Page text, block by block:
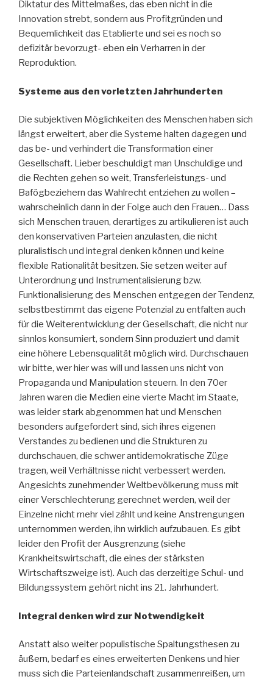
Diktatur des Mittelmaßes, das eben nicht in die
Innovation strebt, sondern aus Profitgründen und
Bequemlichkeit das Etablierte und sei es noch so
defizitär bevorzugt- eben ein Verharren in der
Reproduktion.
Systeme aus den vorletzten Jahrhunderten
Die subjektiven Möglichkeiten des Menschen haben sich
längst erweitert, aber die Systeme halten dagegen und
das be- und verhindert die Transformation einer
Gesellschaft. Lieber beschuldigt man Unschuldige und
die Rechten gehen so weit, Transferleistungs- und
Bafögbeziehern das Wahlrecht entziehen zu wollen –
wahrscheinlich dann in der Folge auch den Frauen… Dass
sich Menschen trauen, derartiges zu artikulieren ist auch
den konservativen Parteien anzulasten, die nicht
pluralistisch und integral denken können und keine
flexible Rationalität besitzen. Sie setzen weiter auf
Unterordnung und Instrumentalisierung bzw.
Funktionalisierung des Menschen entgegen der Tendenz,
selbstbestimmt das eigene Potenzial zu entfalten auch
für die Weiterentwicklung der Gesellschaft, die nicht nur
sinnlos konsumiert, sondern Sinn produziert und damit
eine höhere Lebensqualität möglich wird. Durchschauen
wir bitte, wer hier was will und lassen uns nicht von
Propaganda und Manipulation steuern. In den 70er
Jahren waren die Medien eine vierte Macht im Staate,
was leider stark abgenommen hat und Menschen
besonders aufgefordert sind, sich ihres eigenen
Verstandes zu bedienen und die Strukturen zu
durchschauen, die schwer antidemokratische Züge
tragen, weil Verhältnisse nicht verbessert werden.
Angesichts zunehmender Weltbevölkerung muss mit
einer Verschlechterung gerechnet werden, weil der
Einzelne nicht mehr viel zählt und keine Anstrengungen
unternommen werden, ihn wirklich aufzubauen. Es gibt
leider den Profit der Ausgrenzung (siehe
Krankheitswirtschaft, die eines der stärksten
Wirtschaftszweige ist). Auch das derzeitige Schul- und
Bildungssystem gehört nicht ins 21. Jahrhundert.
Integral denken wird zur Notwendigkeit
Anstatt also weiter populistische Spaltungsthesen zu
äußern, bedarf es eines erweiterten Denkens und hier
muss sich die Parteienlandschaft zusammenreißen, um